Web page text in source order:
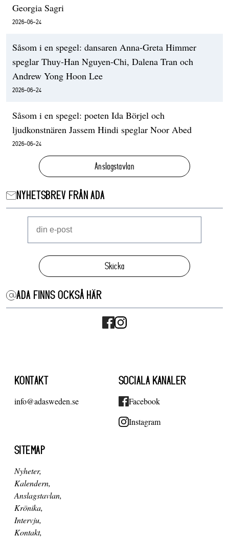
Georgia Sagri
2026-06-24
Såsom i en spegel: dansaren Anna-Greta Himmer
speglar Thuy-Han Nguyen-Chi, Dalena Tran och
Andrew Yong Hoon Lee
2026-06-24
Såsom i en spegel: poeten Ida Börjel och
ljudkonstnären Jassem Hindi speglar Noor Abed
2026-06-24
Anslagstavlan
NYHETSBREV FRÅN ADA
Skicka
ADA FINNS OCKSÅ HÄR
KONTAKT
info@adasweden.se
SOCIALA KANALER
Facebook
Instagram
SITEMAP
Nyheter
Kalendern
Anslagstavlan
Krönika
Intervju
Kontakt